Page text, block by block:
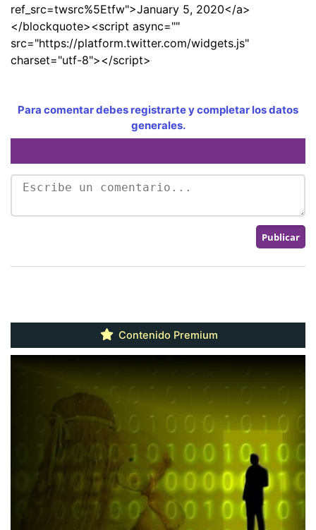
ref_src=twsrc%5Etfw">January 5, 2020</a>
</blockquote><script async=""
src="https://platform.twitter.com/widgets.js"
charset="utf-8"></script>
Para comentar debes registrarte y completar los datos
generales.
Contenido Premium